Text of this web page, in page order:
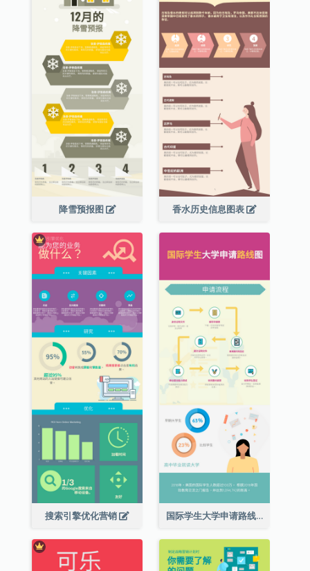
降雪预报图 香水历史信息图表
搜索引擎优化营销 国际学生大学申请路线图